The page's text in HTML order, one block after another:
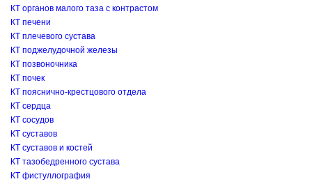
КТ органов малого таза с контрастом
КТ печени
КТ плечевого сустава
КТ поджелудочной железы
КТ позвоночника
КТ почек
КТ пояснично-крестцового отдела
КТ сердца
КТ сосудов
КТ суставов
КТ суставов и костей
КТ тазобедренного сустава
КТ фистуллография